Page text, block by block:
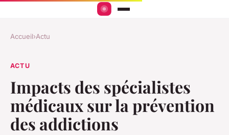
Accueil›Actu
ACTU
Impacts des spécialistes
médicaux sur la prévention
des addictions